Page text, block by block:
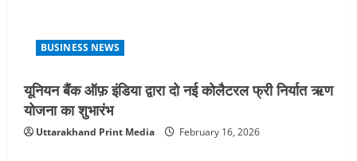
BUSINESS NEWS
यूनियन बैंक ऑफ़ इंडिया द्वारा दो नई कोलैटरल फ्री निर्यात ऋण
योजना का शुभारंभ
Uttarakhand Print Media February 16, 2026